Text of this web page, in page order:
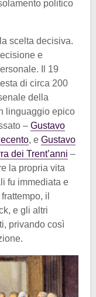
politico
scelta decisiva.
e
Il 19
di circa 200
della
linguaggio epico
– Gustavo
, e Gustavo
dei Trent’anni –
la propria vita
fu immediata e
il
e gli altri
privando così